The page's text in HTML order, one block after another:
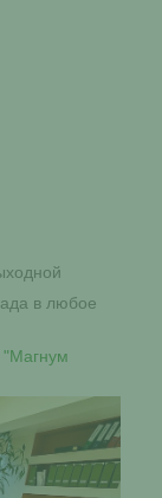
в любое